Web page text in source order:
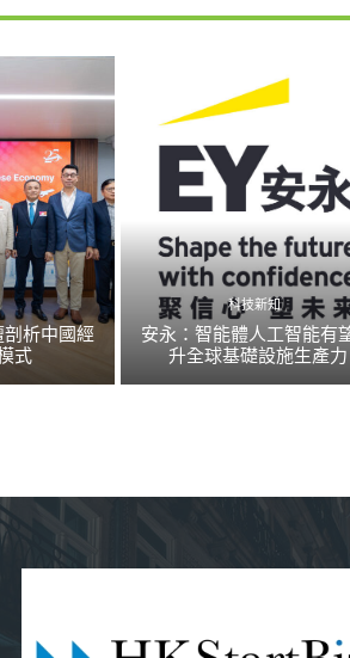
析中國經
式
科技新知
安永：智能體人工智能有
升全球基礎設施生產力